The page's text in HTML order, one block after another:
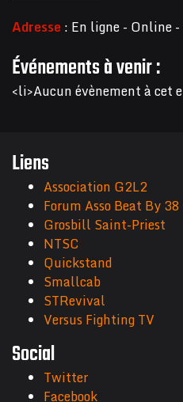
Adresse: En ligne - Online -
Événements à venir :
<li>Aucun évènement à cet
Liens
Association G2L2
Forum Asso Beat By 38
Grosbill Saint-Priest
NTSC
Quickstand
Smallcab
STRevival
Versus Fighting TV
Social
Twitter
Facebook